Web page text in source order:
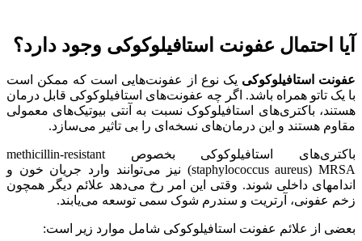
آیا احتمال عفونت استافیلوکوکی وجود دارد؟
عفونت استافیلوکوکی یک نوع از عفونت‌هایی است که ممکن است
با یک تاتو همراه باشد. اگر چه عفونت‌های استافیلوکوکی قابل درمان
هستند، باکتری‌های استافیلوکوک نسبت به آنتی بیوتیک‌های معمولی
مقاوم هستند و این درمان‌های نسخه‌ای را بی تاثیر می‌سازد.
باکتری‌های استافیلوکوکی بخصوص methicillin-resistant
staphylococcus aureus) MRSA) نیز می‌توانند وارد جریان خون و
اندامهای داخلی شوند. وقتی این امر رخ می‌دهد علائم دیگر همچون
زخم عفونی، آرتریت و سندرم شوک سمی توسعه می‌یابند.
بعضی از علائم عفونت استافیلوکوکی شامل موارد زیر است: